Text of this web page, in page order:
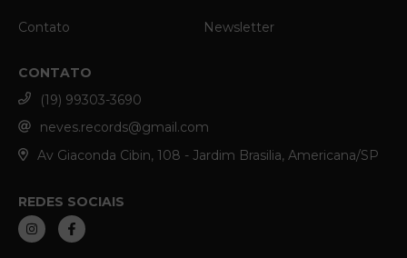
Contato Newsletter
CONTATO
(19) 99303-3690
neves.records@gmail.com
Av Giaconda Cibin, 108 - Jardim Brasilia, Americana/SP
REDES SOCIAIS